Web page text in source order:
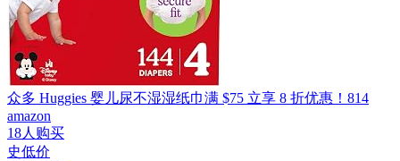
众多 Huggies 婴儿尿不湿湿纸巾满 $75 立享 8 折优惠！814
amazon
18人购买
史低价